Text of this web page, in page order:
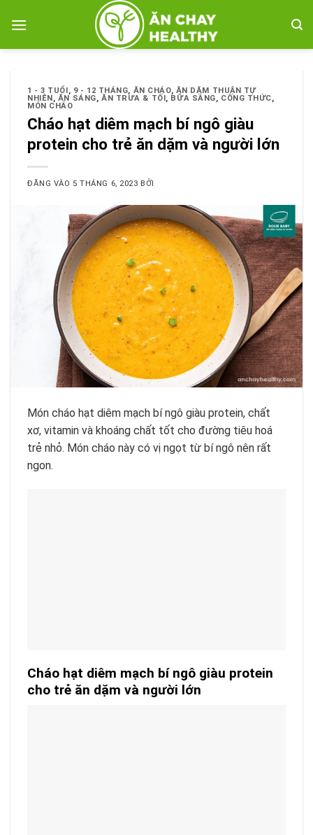
qua
1 - 3 TUỔI, 9 - 12 THÁNG, ĂN CHÁO, ĂN DẶM THUẬN TỰ
NHIÊN, ĂN SÁNG, ĂN TRƯA & TỐI, BỮA SÁNG, CÔNG THỨC,
MÓN CHÁO
Cháo hạt diêm mạch bí ngô giàu
protein cho trẻ ăn dặm và người lớn
ĐĂNG VÀO 5 THÁNG 6, 2023 BỞI
Món cháo hạt diêm mạch bí ngô giàu protein, chất
xơ, vitamin và khoáng chất tốt cho đường tiêu hoá
trẻ nhỏ. Món cháo này có vị ngọt từ bí ngô nên rất
ngon.
Cháo hạt diêm mạch bí ngô giàu protein
cho trẻ ăn dặm và người lớn